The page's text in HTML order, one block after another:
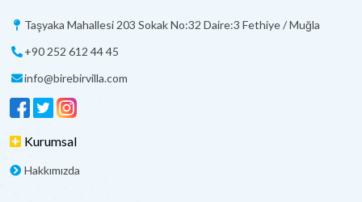
Taşyaka Mahallesi 203 Sokak No:32 Daire:3 Fethiye / Muğla
+90 252 612 44 45
info@birebirvilla.com
Kurumsal
Hakkımızda